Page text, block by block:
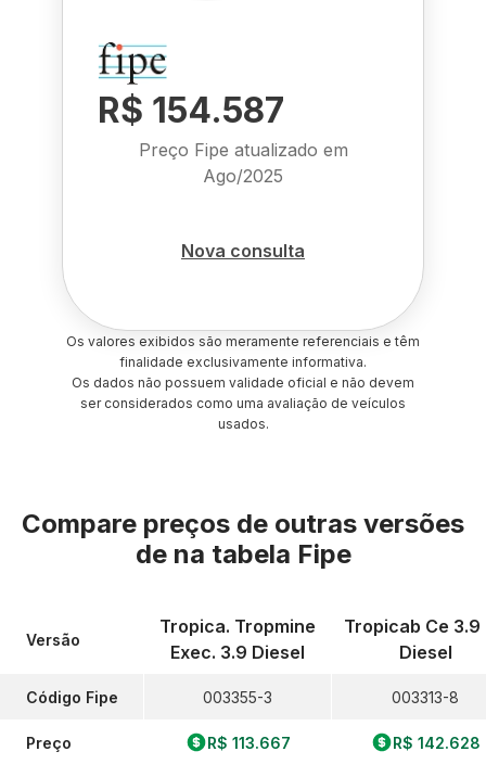
R$ 154.587
Preço Fipe atualizado em
Ago/2025
Nova consulta
Os valores exibidos são meramente referenciais e têm
finalidade exclusivamente informativa.
Os dados não possuem validade oficial e não devem
ser considerados como uma avaliação de veículos
usados.
Compare preços de outras versões
de na tabela Fipe
Versão
Código Fipe
Preço
Tropica. Tropmine
Exec. 3.9 Diesel
003355-3
R$ 113.667
Tropicab Ce 3.9
Diesel
003313-8
R$ 142.628